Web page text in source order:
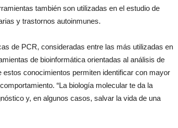
también son utilizadas en el estudio de
y trastornos autoinmunes.
de PCR, consideradas entre las más utilizadas en
de bioinformática orientadas al análisis de
conocimientos permiten identificar con mayor
“La biología molecular te da la
y, en algunos casos, salvar la vida de una